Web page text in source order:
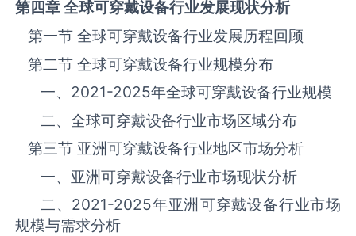
第四章 全球可穿戴设备行业发展现状分析
第一节 全球‌‌‌‌‌‌可穿戴设备‌‌‌‌‌‌‌‌‌‌‌‌‌‌‌‌‌‌行业发展历程回顾
第二节 全球‌‌‌‌‌‌可穿戴设备‌‌‌‌‌‌‌‌‌‌‌‌‌‌‌‌‌‌行业规模分布
一、 2021-2025年全球‌‌‌‌‌‌可穿戴设备‌‌‌‌‌‌‌‌‌‌‌‌‌‌‌‌‌‌行业规模
二、全球‌‌‌‌‌‌可穿戴设备‌‌‌‌‌‌‌‌‌‌‌‌‌‌‌‌‌‌行业市场区域分布
第三节 亚洲‌‌‌‌‌‌可穿戴设备‌‌‌‌‌‌‌‌‌‌‌‌‌‌‌‌‌‌行业地区市场分析
一、亚洲‌‌‌‌‌‌可穿戴设备‌‌‌‌‌‌‌‌‌‌‌‌‌‌‌‌‌‌行业市场现状分析
二、 2021-2025年亚洲‌‌‌‌‌‌可穿戴设备‌‌‌‌‌‌‌‌‌‌‌‌‌‌‌‌‌‌行业市场
规模与需求分析